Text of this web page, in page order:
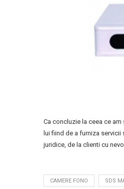
Ca concluzie la ceea ce
lui fiind de a furniza
juridice, de la clienti cu
CAMERE FONO SDS